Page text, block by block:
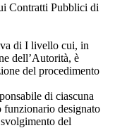
Contratti Pubblici di
di I livello cui, in
dell’Autorità, è
del procedimento
di ciascuna
designato
del